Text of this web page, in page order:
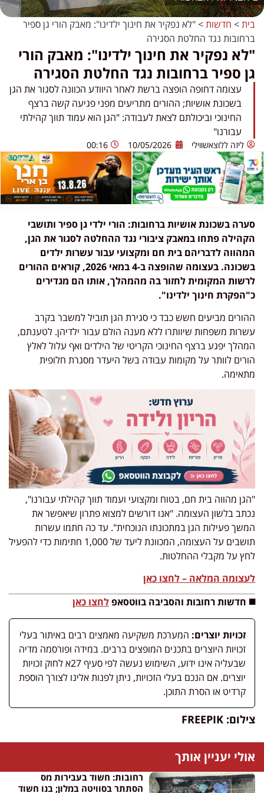
בית> חדשות>"לא נפקיר את חינוך ילדינו": מאבק הורי גן ספיר
ברחובות נגד החלטת הסגירה
"לא נפקיר את חינוך ילדינו": מאבק הורי
גן ספיר ברחובות נגד החלטת הסגירה
עצומה דחופה הופצה ברשת לאחר היוודע הכוונה לסגור את הגן
בשכונת אושיות; ההורים מתריעים מפני פגיעה קשה ברצף
החינוכי וביכולתם לצאת לעבודה: "הגן הוא עמוד תווך קהילתי
עבורנו"
ליזה ללוצאשווילי 10/05/2026
00:16
סערה בשכונת אושיות ברחובות: הורי ילדי גן ספיר ותושבי
הקהילה פתחו במאבק ציבורי נגד ההחלטה לסגור את הגן,
המהווה לדבריהם בית חם ומקצועי עבור עשרות ילדים
בשכונה.
בעצומה שהופצה ב-4 במאי 2026, קוראים ההורים
לרשות המקומית לחזור בה מהמהלך, אותו הם מגדירים
כ"הפקרת חינוך ילדינו".
ההורים מביעים חשש כבד כי סגירת הגן תוביל למשבר בקרב
עשרות משפחות שיוותרו ללא מענה הולם עבור ילדיהן. לטענתם,
המהלך יפגע ברצף החינוכי הקריטי של הילדים ואף עלול לאלץ
הורים לוותר על מקומות עבודה בשל היעדר מסגרת חלופית
מתאימה.
"הגן מהווה בית חם, בטוח ומקצועי ועמוד תווך קהילתי עבורנו",
נכתב בלשון העצומה. "אנו דורשים למצוא פתרון שיאפשר את
המשך פעילות הגן במתכונתו הנוכחית". עד כה חתמו עשרות
תושבים על העצומה, המכוונת ליעד של 1,000 חתימות כדי להפעיל
לחץ על מקבלי ההחלטות.
לעצומה המלאה – לחצו כאן
◼️ חדשות רחובות והסביבה בווטסאפלחצו כאן
זכויות יוצרים: המערכת משקיעה מאמצים רבים באיתור בעלי
זכויות היוצרים בתכנים המופצים ברבים. במידה ופורסמה מדיה
שבעליה אינו ידוע, השימוש נעשה לפי סעיף 27א לחוק זכויות
יוצרים. אם הנכם בעלי הזכויות, ניתן לפנות אלינו לצורך הוספת
קרדיט או הסרת התוכן.
צילום: FREEPIK
אולי יעניין אותך
רחובות: חשוד בעבירות מס
הסתתר בסוויטה במלון; בנו חשוד